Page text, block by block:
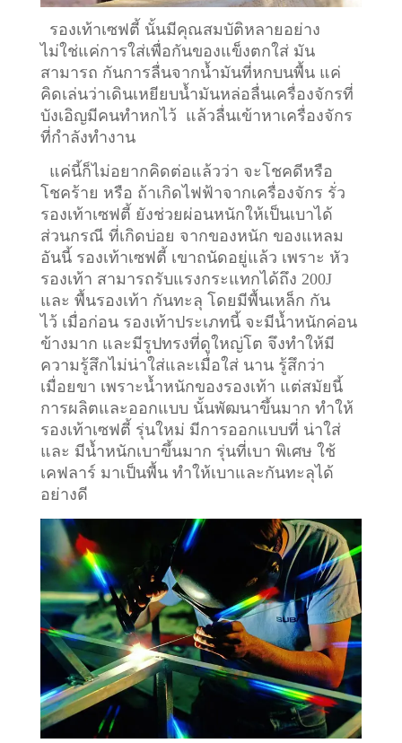
รองเท้าเซฟตี้ นั้นมีคุณสมบัติหลายอย่าง
ไม่ใช่แค่การใส่เพื่อกันของแข็งตกใส่ มัน
สามารถ กันการลื่นจากน้ำมันที่หกบนพื้น แค่
คิดเล่นว่าเดินเหยียบน้ำมันหล่อลื่นเครื่องจักรที่
บังเอิญมีคนทำหกไว้ แล้วลื่นเข้าหาเครื่องจักร
ที่กำลังทำงาน
แค่นี้ก็ไม่อยากคิดต่อแล้วว่า จะโชคดีหรือ
โชคร้าย หรือ ถ้าเกิดไฟฟ้าจากเครื่องจักร รั่ว
รองเท้าเซฟตี้ ยังช่วยผ่อนหนักให้เป็นเบาได้
ส่วนกรณี ที่เกิดบ่อย จากของหนัก ของแหลม
อันนี้ รองเท้าเซฟตี้ เขาถนัดอยู่แล้ว เพราะ หัว
รองเท้า สามารถรับแรงกระแทกได้ถึง 200J
และ พื้นรองเท้า กันทะลุ โดยมีพื้นเหล็ก กัน
ไว้ เมื่อก่อน รองเท้าประเภทนี้ จะมีน้ำหนักค่อน
ข้างมาก และมีรูปทรงที่ดูใหญ่โต จึงทำให้มี
ความรู้สึกไม่น่าใส่และเมื่อใส่ นาน รู้สึกว่า
เมื่อยขา เพราะน้ำหนักของรองเท้า แต่สมัยนี้
การผลิตและออกแบบ นั้นพัฒนาขึ้นมาก ทำให้
รองเท้าเซฟตี้ รุ่นใหม่ มีการออกแบบที่ น่าใส่
และ มีน้ำหนักเบาขึ้นมาก รุ่นที่เบา พิเศษ ใช้
เคฟลาร์ มาเป็นพื้น ทำให้เบาและกันทะลุได้
อย่างดี